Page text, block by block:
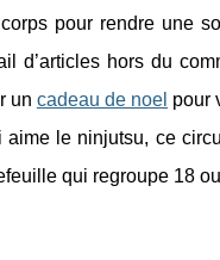
pour rendre une
d’articles hors du
un cadeau de noel pour
le ninjutsu, ce
qui regroupe 18